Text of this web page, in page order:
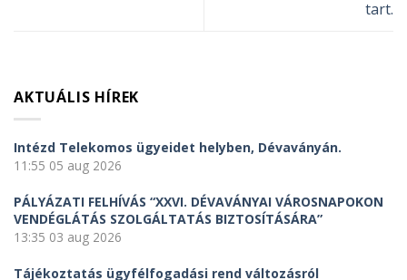
tart.
AKTUÁLIS HÍREK
Intézd Telekomos ügyeidet helyben, Dévaványán.
11:55 05 aug 2026
PÁLYÁZATI FELHÍVÁS “XXVI. DÉVAVÁNYAI VÁROSNAPOKON
VENDÉGLÁTÁS SZOLGÁLTATÁS BIZTOSÍTÁSÁRA”
13:35 03 aug 2026
Tájékoztatás ügyfélfogadási rend változásról